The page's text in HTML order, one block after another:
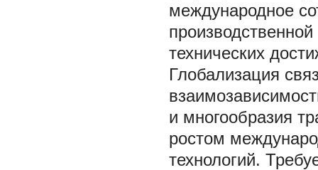
международное
технических
Глобализация
и многообразия
ростом
технологий.